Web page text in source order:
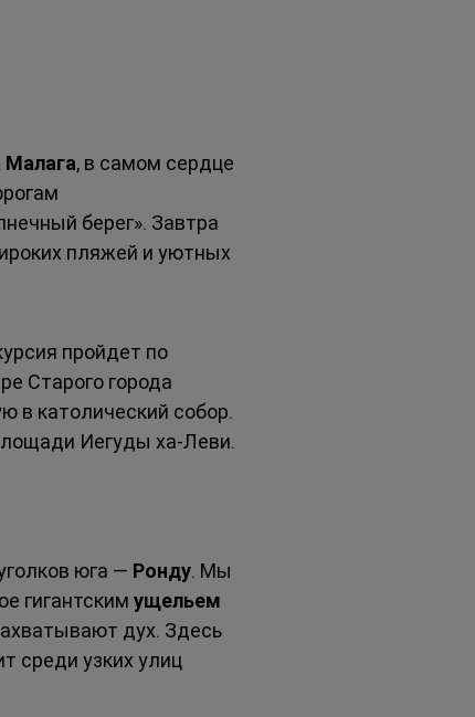
Малага, в самом сердце
берег». Завтра
пляжей и уютных
пройдет по
Старого города
в католический собор.
Иегуды ха-Леви.
юга — Ронду. Мы
гигантским ущельем
дух. Здесь
среди узких улиц